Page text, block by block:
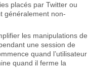
placés par Twitter ou
généralement non-
les manipulations de
une session de
quand l’utilisateur
quand il ferme la